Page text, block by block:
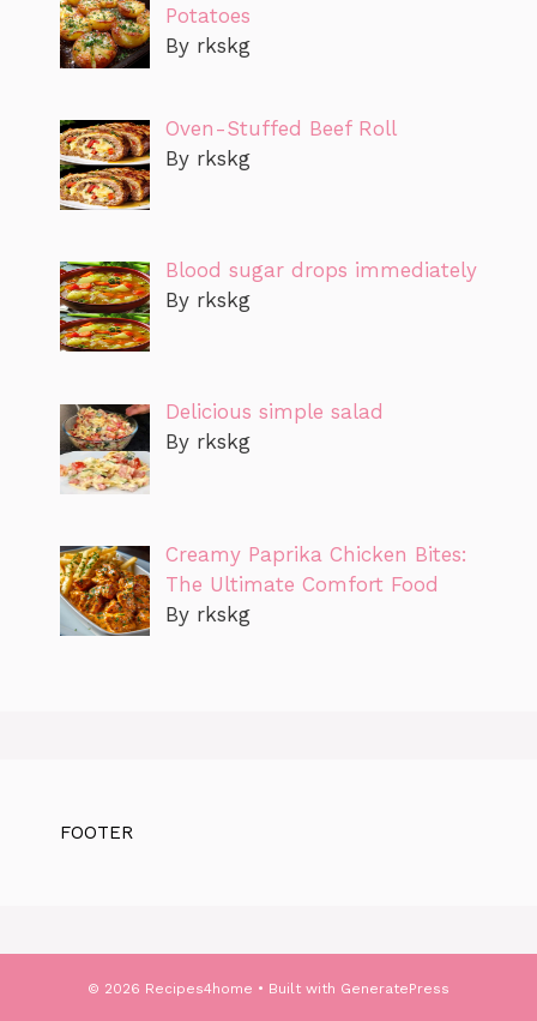
Potatoes
By rkskg
Oven-Stuffed Beef Roll
By rkskg
Blood sugar drops immediately
By rkskg
Delicious simple salad
By rkskg
Creamy Paprika Chicken Bites:
The Ultimate Comfort Food
By rkskg
FOOTER
© 2026 Recipes4home • Built with GeneratePress